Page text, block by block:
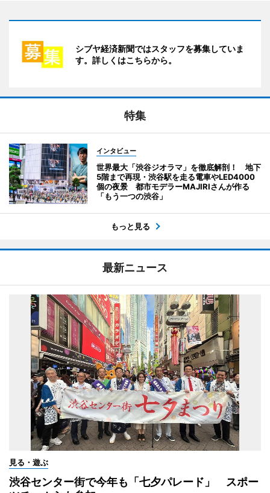
シブヤ経済新聞ではスタッフを募集していま
す。詳しくはこちらから。
特集
インタビュー
世界最大「渋谷ジオラマ」を徹底解剖！ 地下
5階まで再現・渋谷駅を走る電車やLED4000
個の夜景 都市モデラーMAJIRIさんが作る
「もう一つの渋谷」
もっと見る
最新ニュース
見る・遊ぶ
渋谷センター街で今年も「七夕パレード」 スポー